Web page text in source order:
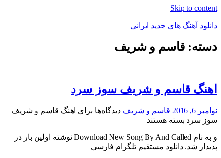
Skip to content
دانلود آهنگ های جدید ایرانی
دانلود
دسته: قاسم و شریف
اهنگ قاسم و شریف سوز سرد
نوامبر 6, 2016 قاسم و شریف دیدگاه‌ها برای اهنگ قاسم و شریف
سوز سرد بسته هستند
و به نام Download New Song By And Called نوشته اولین بار در
پدیدار شد. دانلود مستقیم تلگرام فارسی